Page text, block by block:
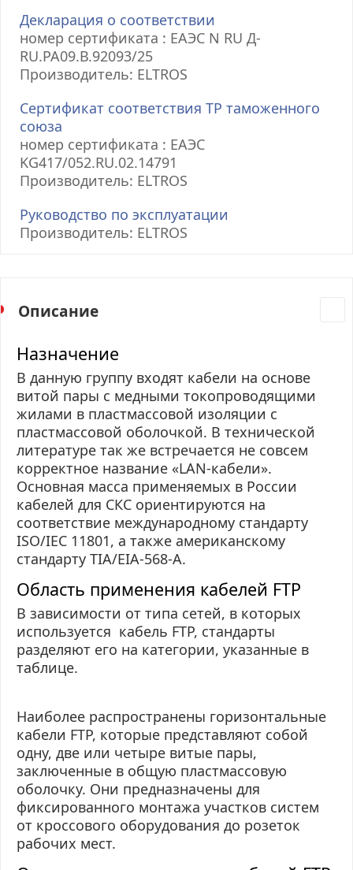
Декларация о соответствии
номер сертификата : ЕАЭС N RU Д-
RU.РА09.В.92093/25
Производитель: ELTROS
Сертификат соответствия ТР таможенного
союза
номер сертификата : ЕАЭС
KG417/052.RU.02.14791
Производитель: ELTROS
Руководство по эксплуатации
Производитель: ELTROS
Описание
Назначение
В данную группу входят кабели на основе
витой пары с медными токопроводящими
жилами в пластмассовой изоляции с
пластмассовой оболочкой. В технической
литературе так же встречается не совсем
корректное название «LAN-кабели».
Основная масса применяемых в России
кабелей для СКС ориентируются на
соответствие международному стандарту
ISO/IEC 11801, а также американскому
стандарту TIA/EIA-568-A.
Область применения кабелей FTP
В зависимости от типа сетей, в которых
используется кабель FTP, стандарты
разделяют его на категории, указанные в
таблице.
Наиболее распространены горизонтальные
кабели FTP, которые представляют собой
одну, две или четыре витые пары,
заключенные в общую пластмассовую
оболочку. Они предназначены для
фиксированного монтажа участков систем
от кроссового оборудования до розеток
рабочих мест.